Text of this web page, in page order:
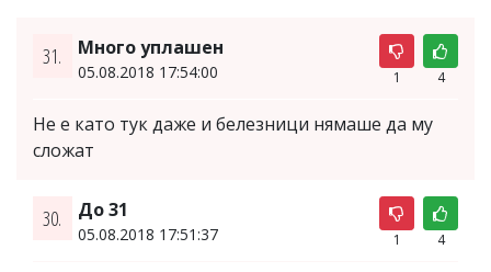
31. Много уплашен
05.08.2018 17:54:00 1 4
Не е като тук даже и белезници нямаше да му
сложат
30. До 31
05.08.2018 17:51:37 1 4